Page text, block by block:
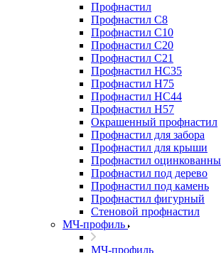
Профнастил
Профнастил С8
Профнастил С10
Профнастил С20
Профнастил С21
Профнастил НС35
Профнастил Н75
Профнастил HC44
Профнастил Н57
Окрашенный профнастил
Профнастил для забора
Профнастил для крыши
Профнастил
Профнастил под дерево
Профнастил под камень
Профнастил фигурный
Стеновой профнастил
МЧ-профиль
МЧ-профиль